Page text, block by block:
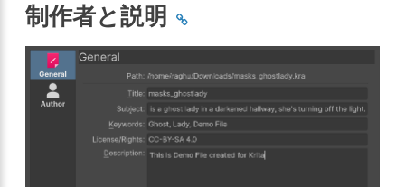
制作者と説明